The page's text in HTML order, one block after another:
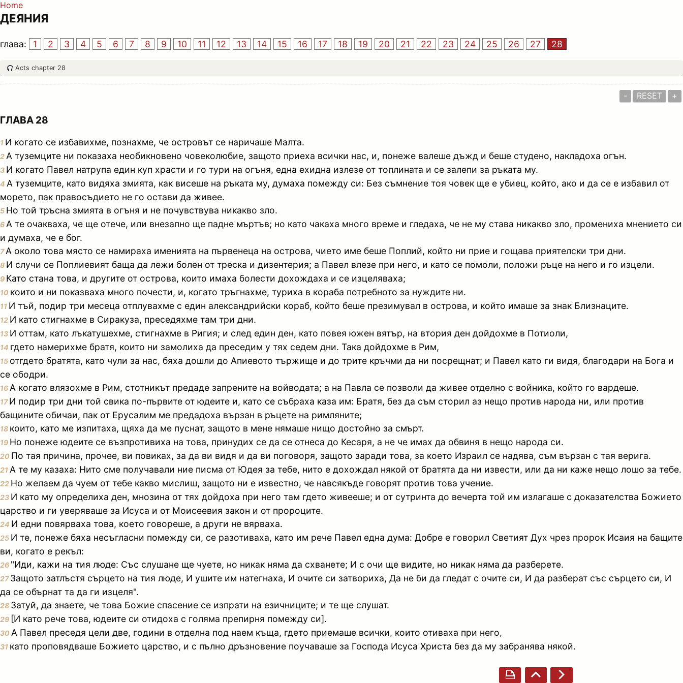
Home
ДЕЯНИЯ
глава: 1 2 3 4 5 6 7 8 9 10 11 12 13 14 15 16 17 18 19 20 21 22 23 24 25 26 27 28
Acts chapter 28
- RESET +
ГЛАВА 28
1 И когато се избавихме, познахме, че островът се наричаше Малта.
2 А туземците ни показаха необикновено човеколюбие, защото приеха всички нас, и, понеже валеше дъжд и беше студено, накладоха огън.
3 И когато Павел натрупа един куп храсти и го тури на огъня, една ехидна излезе от топлината и се залепи за ръката му.
4 А туземците, като видяха змията, как висеше на ръката му, думаха помежду си: Без съмнение тоя човек ще е убиец, който, ако и да се е избавил от
морето, пак правосъдието не го остави да живее.
5 Но той тръсна змията в огъня и не почувствува никакво зло.
6 А те очакваха, че ще отече, или внезапно ще падне мъртъв; но като чакаха много време и гледаха, че не му става никакво зло, промениха мнението си
и думаха, че е бог.
7А около това място се намираха именията на първенеца на острова, чието име беше Поплий, който ни прие и гощава приятелски три дни.
8 И случи се Поплиевият баща да лежи болен от треска и дизентерия; а Павел влезе при него, и като се помоли, положи ръце на него и го изцели.
9 Като стана това, и другите от острова, които имаха болести дохождаха и се изцеляваха;
10 които и ни показваха много почести, и, когато тръгнахме, туриха в кораба потребното за нуждите ни.
11 И тъй, подир три месеца отплувахме с един александрийски кораб, който беше презимувал в острова, и който имаше за знак Близнаците.
12 И като стигнахме в Сиракуза, преседяхме там три дни.
13 И оттам, като лъкатушехме, стигнахме в Ригия; и след един ден, като повея южен вятър, на втория ден дойдохме в Потиоли,
14 гдето намерихме братя, които ни замолиха да преседим у тях седем дни. Така дойдохме в Рим,
15 отгдето братята, като чули за нас, бяха дошли до Апиевото тържище и до трите кръчми да ни посрещнат; и Павел като ги видя, благодари на Бога и
се ободри.
16 А когато влязохме в Рим, стотникът предаде запрените на войводата; а на Павла се позволи да живее отделно с войника, който го вардеше.
17И подир три дни той свика по-първите от юдеите и, като се събраха каза им: Братя, без да съм сторил аз нещо против народа ни, или против
бащините обичаи, пак от Ерусалим ме предадоха вързан в ръцете на римляните;
18 които, като ме изпитаха, щяха да ме пуснат, защото в мене нямаше нищо достойно за смърт.
19 Но понеже юдеите се възпротивиха на това, принудих се да се отнеса до Кесаря, а не че имах да обвиня в нещо народа си.
20 По тая причина, прочее, ви повиках, за да ви видя и да ви поговоря, защото заради това, за което Израил се надява, съм вързан с тая верига.
21 А те му казаха: Нито сме получавали ние писма от Юдея за тебе, нито е дохождал някой от братята да ни извести, или да ни каже нещо лошо за тебе.
22 Но желаем да чуем от тебе какво мислиш, защото ни е известно, че навсякъде говорят против това учение.
23 И като му определиха ден, мнозина от тях дойдоха при него там гдето живееше; и от сутринта до вечерта той им излагаше с доказателства Божието
царство и ги уверяваше за Исуса и от Моисеевия закон и от пророците.
24 И едни повярваха това, което говореше, а други не вярваха.
25 И те, понеже бяха несъгласни помежду си, се разотиваха, като им рече Павел една дума: Добре е говорил Светият Дух чрез пророк Исаия на бащите
ви, когато е рекъл:
26 "Иди, кажи на тия люде: Със слушане ще чуете, но никак няма да схванете; И с очи ще видите, но никак няма да разберете.
27Защото затлъстя сърцето на тия люде, И ушите им натегнаха, И очите си затвориха, Да не би да гледат с очите си, И да разберат със сърцето си, И
да се обърнат та да ги изцеля".
28 Затуй, да знаете, че това Божие спасение се изпрати на езичниците; и те ще слушат.
29 [И като рече това, юдеите си отидоха с голяма препирня помежду си].
30 А Павел преседя цели две, години в отделна под наем къща, гдето приемаше всички, които отиваха при него,
31 като проповядваше Божието царство, и с пълно дръзновение поучаваше за Господа Исуса Христа без да му забранява някой.